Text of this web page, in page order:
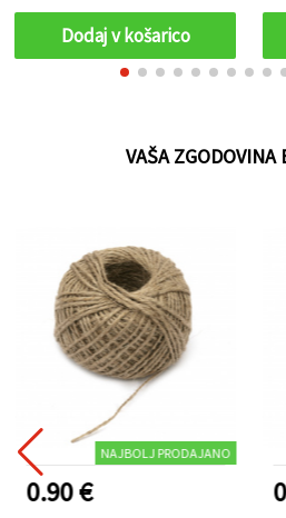
Dodaj v košarico
VAŠA ZGODOVINA
NAJBOLJ PRODAJANO
0.90 €